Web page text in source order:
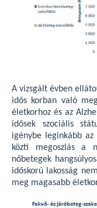
A vizsgált évben
idős korban való
életkorhoz és az
idősek szociális
igénybe leginkább
közti megoszlás a
nőbetegek
időskorú lakosság
meg magasabb